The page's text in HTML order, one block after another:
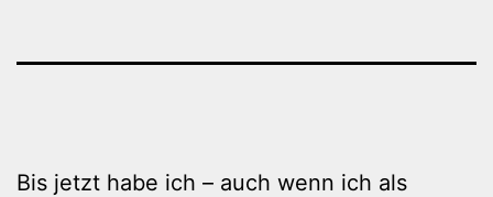
Bis jetzt habe ich – auch wenn ich als